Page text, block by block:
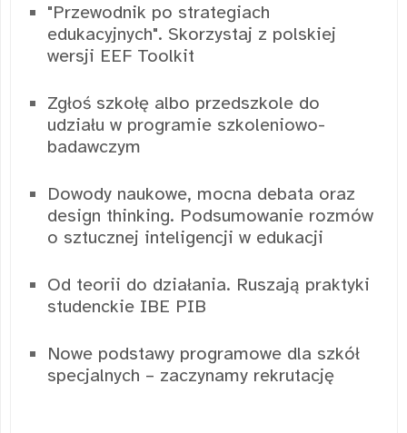
"Przewodnik po strategiach
edukacyjnych". Skorzystaj z polskiej
wersji EEF Toolkit
Zgłoś szkołę albo przedszkole do
udziału w programie szkoleniowo-
badawczym
Dowody naukowe, mocna debata oraz
design thinking. Podsumowanie rozmów
o sztucznej inteligencji w edukacji
Od teorii do działania. Ruszają praktyki
studenckie IBE PIB
Nowe podstawy programowe dla szkół
specjalnych – zaczynamy rekrutację